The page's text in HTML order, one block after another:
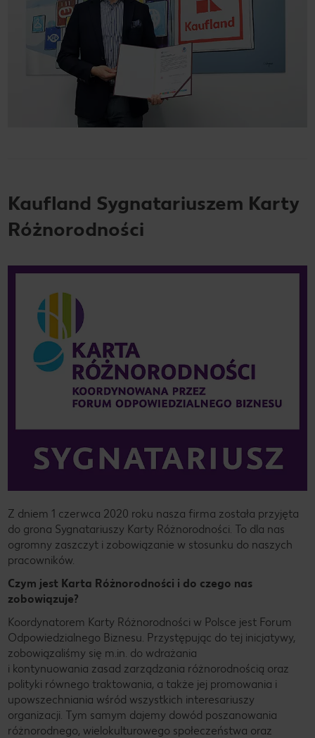
Kaufland Sygnatariuszem Karty
Różnorodności
Z dniem 1 czerwca 2020 roku nasza firma została przyjęta
do grona Sygnatariuszy Karty Różnorodności. To dla nas
ogromny zaszczyt i zobowiązanie w stosunku do naszych
pracowników.
Czym jest Karta Różnorodności i do czego nas
zobowiązuje?
Koordynatorem Karty Różnorodności w Polsce jest Forum
Odpowiedzialnego Biznesu. Przystępując do tej inicjatywy,
zobowiązaliśmy się m.in. do wdrażania
i kontynuowania zasad zarządzania różnorodnością oraz
polityki równego traktowania, a także jej promowania i
upowszechniania wśród wszystkich interesariuszy
organizacji. Tym samym dajemy dowód poszanowania
różnorodnego, wielokulturowego społeczeństwa oraz